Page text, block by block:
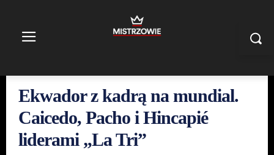
Ekwador z kadrą na mundial.
Caicedo, Pacho i Hincapié
liderami „La Tri”